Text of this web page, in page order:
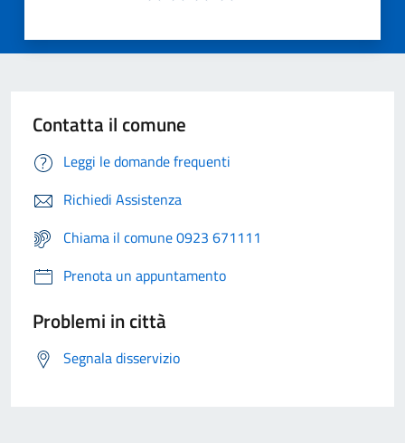
Contatta il comune
Leggi le domande frequenti
Richiedi Assistenza
Chiama il comune 0923 671111
Prenota un appuntamento
Problemi in città
Segnala disservizio